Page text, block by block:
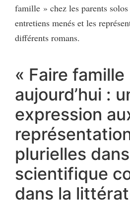
famille » chez les parents
entretiens menés et les
différents romans.
« Faire famille
aujourd’hui :
expression
plurielles
scientifique
dans la